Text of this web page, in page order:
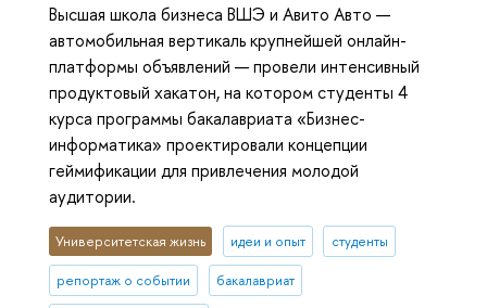
Высшая школа бизнеса ВШЭ и Авито Авто —
автомобильная вертикаль крупнейшей онлайн-
платформы объявлений — провели интенсивный
продуктовый хакатон, на котором студенты 4
курса программы бакалавриата «Бизнес-
информатика» проектировали концепции
геймификации для привлечения молодой
аудитории.
Университетская жизнь идеи и опыт студенты
репортаж о событии бакалавриат